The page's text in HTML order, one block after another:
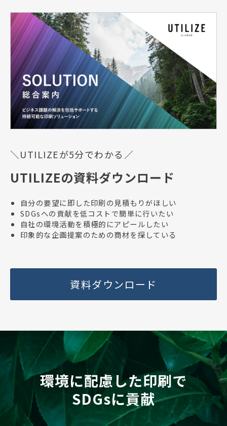
＼UTILIZEが5分でわかる／
UTILIZEの資料ダウンロード
自分の要望に即した印刷の見積もりがほしい
SDGsへの貢献を低コストで簡単に行いたい
自社の環境活動を積極的にアピールしたい
印象的な企画提案のための商材を探している
資料ダウンロード
環境に配慮した印刷で
SDGsに貢献